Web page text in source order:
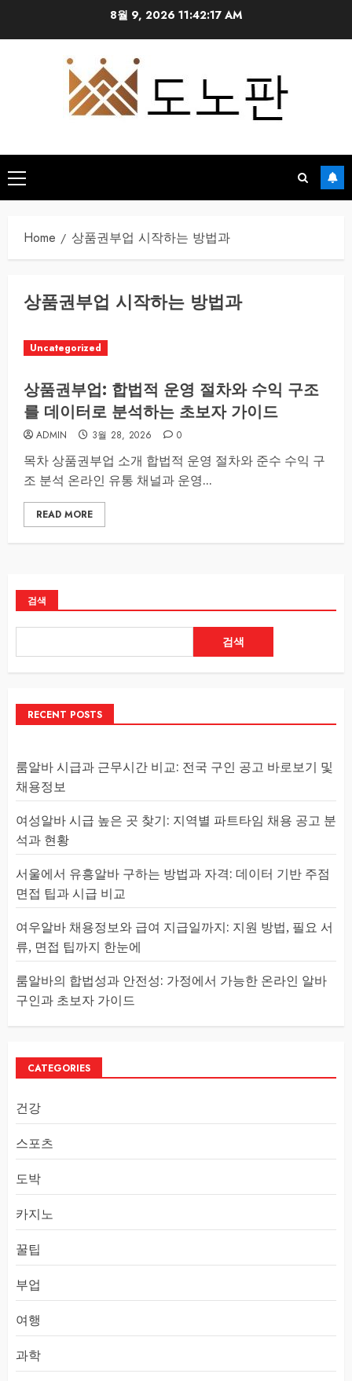
8월 9, 2026 11:42:17 AM
Primary
Menu
Home 상품권부업 시작하는 방법과
상품권부업 시작하는 방법과
Uncategorized
상품권부업: 합법적 운영 절차와 수익 구조
를 데이터로 분석하는 초보자 가이드
ADMIN 3월 28, 2026 0
목차 상품권부업 소개 합법적 운영 절차와 준수 수익 구
조 분석 온라인 유통 채널과 운영...
READ MORE
검색
검색
RECENT POSTS
룸알바 시급과 근무시간 비교: 전국 구인 공고 바로보기 및
채용정보
여성알바 시급 높은 곳 찾기: 지역별 파트타임 채용 공고 분
석과 현황
서울에서 유흥알바 구하는 방법과 자격: 데이터 기반 주점
면접 팁과 시급 비교
여우알바 채용정보와 급여 지급일까지: 지원 방법, 필요 서
류, 면접 팁까지 한눈에
룸알바의 합법성과 안전성: 가정에서 가능한 온라인 알바
구인과 초보자 가이드
CATEGORIES
건강
스포츠
도박
카지노
꿀팁
부업
여행
과학